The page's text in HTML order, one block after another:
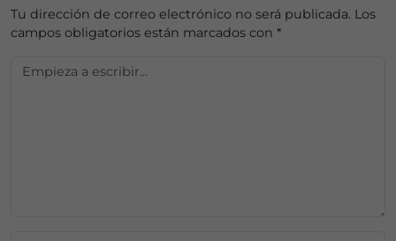
Tu dirección de correo electrónico no será publicada. Los
campos obligatorios están marcados con *